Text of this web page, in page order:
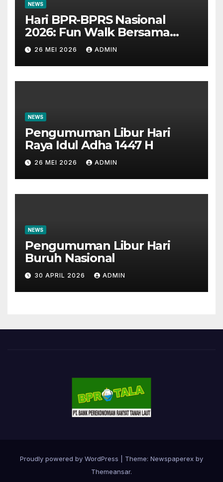
NEWS
Hari BPR-BPRS Nasional
2026: Fun Walk Bersama
Masyarakat dan Insan
Perbankan
26 MEI 2026 ADMIN
NEWS
Pengumuman Libur Hari
Raya Idul Adha 1447 H
26 MEI 2026 ADMIN
NEWS
Pengumuman Libur Hari
Buruh Nasional
30 APRIL 2026 ADMIN
Proudly powered by WordPress
Theme: Newspaperex by
Themeansar.